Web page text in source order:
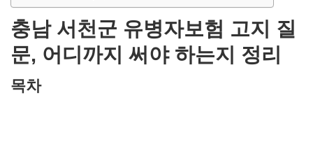
충남 서천군 유병자보험 고지 질
문, 어디까지 써야 하는지 정리
목차